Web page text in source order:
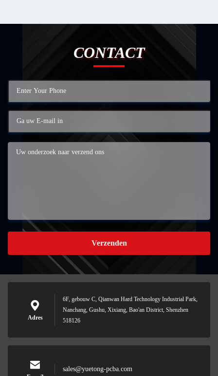
CONTACT
Verzenden
Adres
6F, gebouw C, Qianwan Hard Technology Industrial Park,
Nanchang, Gushu, Xixiang, Bao'an District, Shenzhen
518126
sales@yuetong-pcba.com